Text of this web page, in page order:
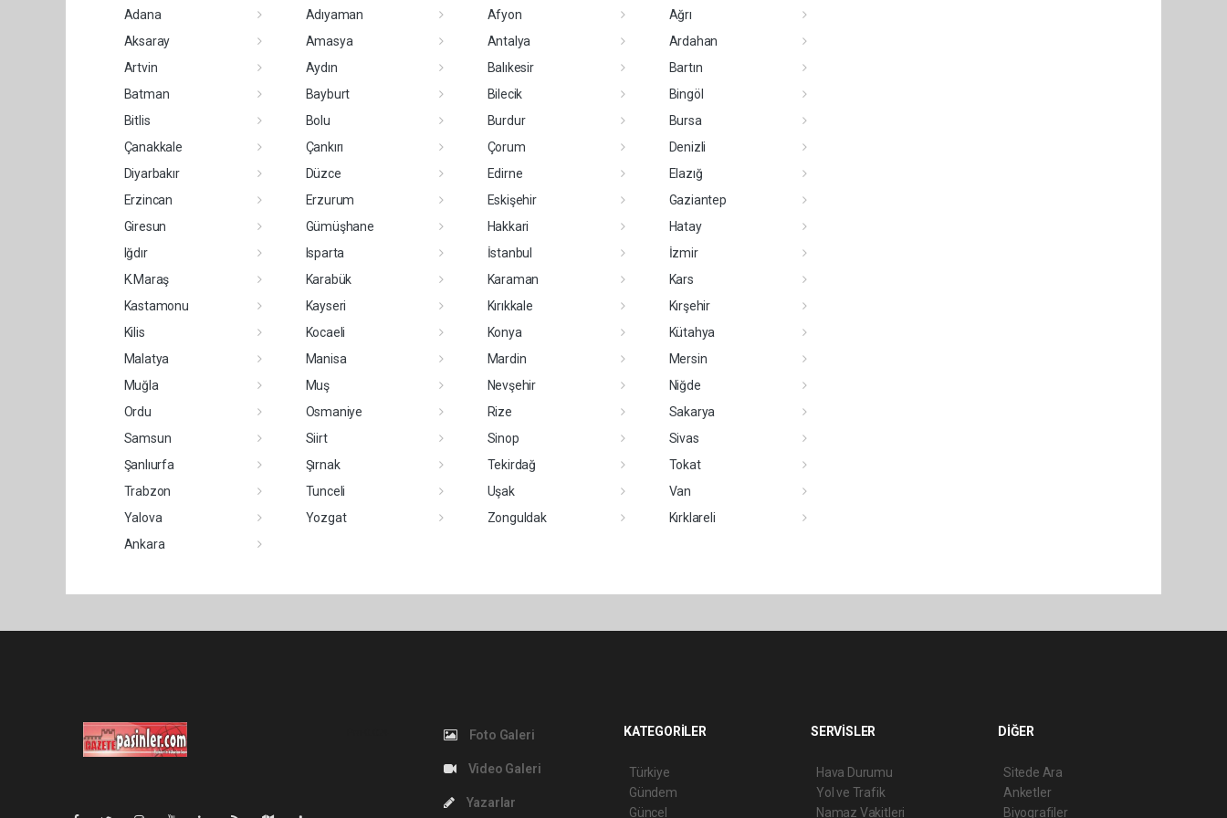
Adana Adıyaman Afyon
Ağrı
Aksaray
Amasya Antalya
Ardahan
Artvin
Aydın Balıkesir
Bartın
Batman
Bayburt Bilecik
Bingöl
Bitlis
Bolu Burdur
Bursa
Çanakkale
Çankırı Çorum
Denizli
Diyarbakır
Düzce Edirne
Elazığ
Erzincan
Erzurum Eskişehir
Gaziantep
Giresun
Gümüşhane Hakkari
Hatay
Iğdır
Isparta İstanbul
İzmir
K.Maraş
Karabük Karaman
Kars
Kastamonu
Kayseri Kırıkkale
Kırşehir
Kilis
Kocaeli Konya
Kütahya
Malatya
Manisa Mardin
Mersin
Muğla
Muş Nevşehir
Niğde
Ordu
Osmaniye Rize
Sakarya
Samsun
Siirt Sinop
Sivas
Şanlıurfa
Şırnak Tekirdağ
Tokat
Trabzon
Tunceli Uşak
Van
Yalova
Yozgat Zonguldak
Kırklareli
Ankara
Foto Galeri
Video Galeri
Yazarlar
KATEGORİLER
Türkiye
Gündem
Güncel
SERVİSLER
Hava Durumu
Yol ve Trafik
Namaz Vakitleri
DİĞER
Sitede Ara
Anketler
Biyografiler